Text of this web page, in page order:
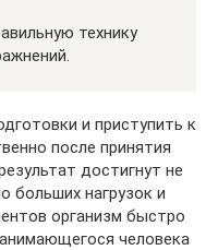
технику
и приступить к
после принятия
достигнут не
больших нагрузок и
организм быстро
человека